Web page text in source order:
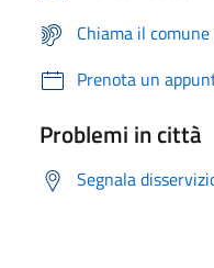
Chiama il
Prenota un
Problemi in città
Segnala